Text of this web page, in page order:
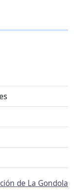
de La Gondola